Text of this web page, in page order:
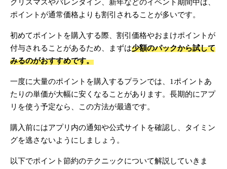
クリスマスやバレンタイン、新年などのイベント期間中は、
ポイントが通常価格よりも割引されることが多いです。
初めてポイントを購入する際、割引価格やおまけポイントが
付与されることがあるため、まずは少額のパックから試して
みるのがおすすめです。
一度に大量のポイントを購入するプランでは、1ポイントあ
たりの単価が大幅に安くなることがあります。長期的にアプ
リを使う予定なら、この方法が最適です。
購入前にはアプリ内の通知や公式サイトを確認し、タイミン
グを逃さないようにしましょう。
以下でポイント節約のテクニックについて解説していきま